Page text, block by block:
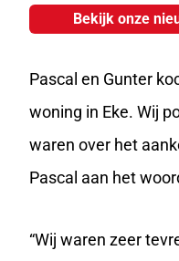
Bekijk onze
Pascal en Gunter
woning in Eke. Wij
waren over het
Pascal aan het
“Wij waren zeer